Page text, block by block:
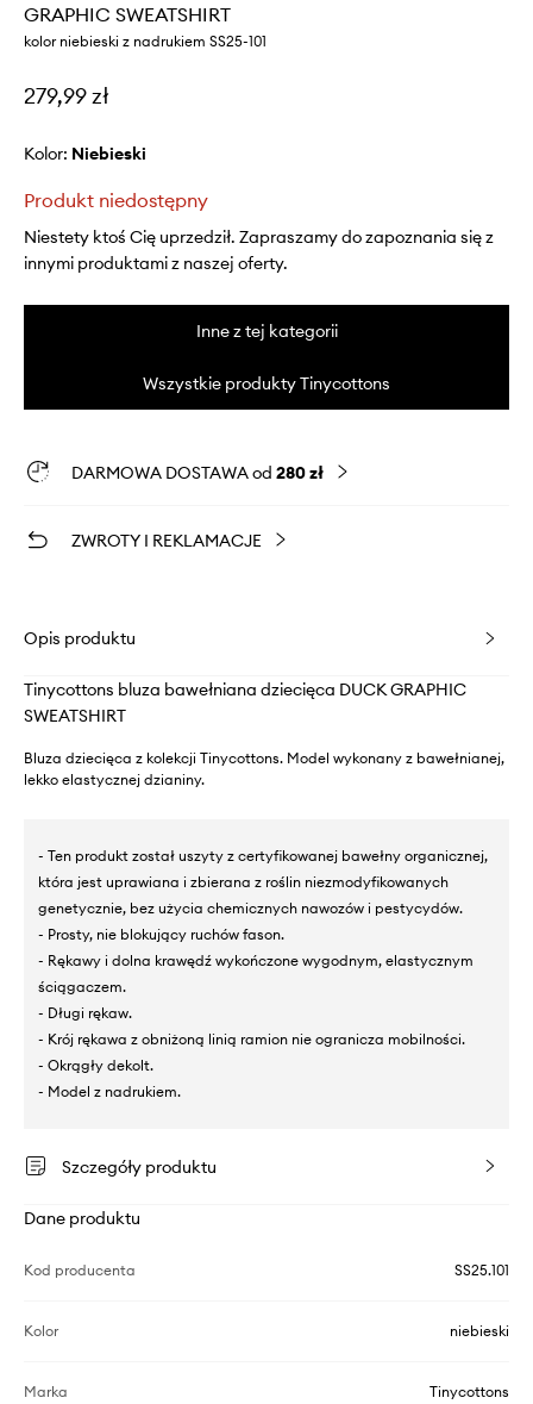
GRAPHIC SWEATSHIRT
kolor niebieski z nadrukiem SS25-101
279,99 zł
Kolor: niebieski
Produkt niedostępny
Niestety ktoś Cię uprzedził. Zapraszamy do zapoznania się z
innymi produktami z naszej oferty.
Inne z tej kategorii
Wszystkie produkty Tinycottons
DARMOWA DOSTAWA od 280 zł
ZWROTY I REKLAMACJE
Opis produktu
Tinycottons bluza bawełniana dziecięca DUCK GRAPHIC
SWEATSHIRT
Bluza dziecięca z kolekcji Tinycottons. Model wykonany z bawełnianej,
lekko elastycznej dzianiny.
- Ten produkt został uszyty z certyfikowanej bawełny organicznej,
która jest uprawiana i zbierana z roślin niezmodyfikowanych
genetycznie, bez użycia chemicznych nawozów i pestycydów.
- Prosty, nie blokujący ruchów fason.
- Rękawy i dolna krawędź wykończone wygodnym, elastycznym
ściągaczem.
- Długi rękaw.
- Krój rękawa z obniżoną linią ramion nie ogranicza mobilności.
- Okrągły dekolt.
- Model z nadrukiem.
Szczegóły produktu
Dane produktu
Kod producenta SS25.101
Kolor niebieski
Marka Tinycottons